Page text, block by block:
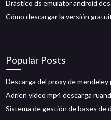
Drástico ds emulator android
Cómo descargar la versión
Popular Posts
Descarga del proxy de mendeley
Adrien video mp4 descarga
Sistema de gestión de bases